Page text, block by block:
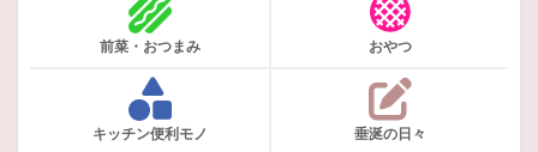
前菜・おつまみ おやつ
キッチン便利モノ 垂涎の日々